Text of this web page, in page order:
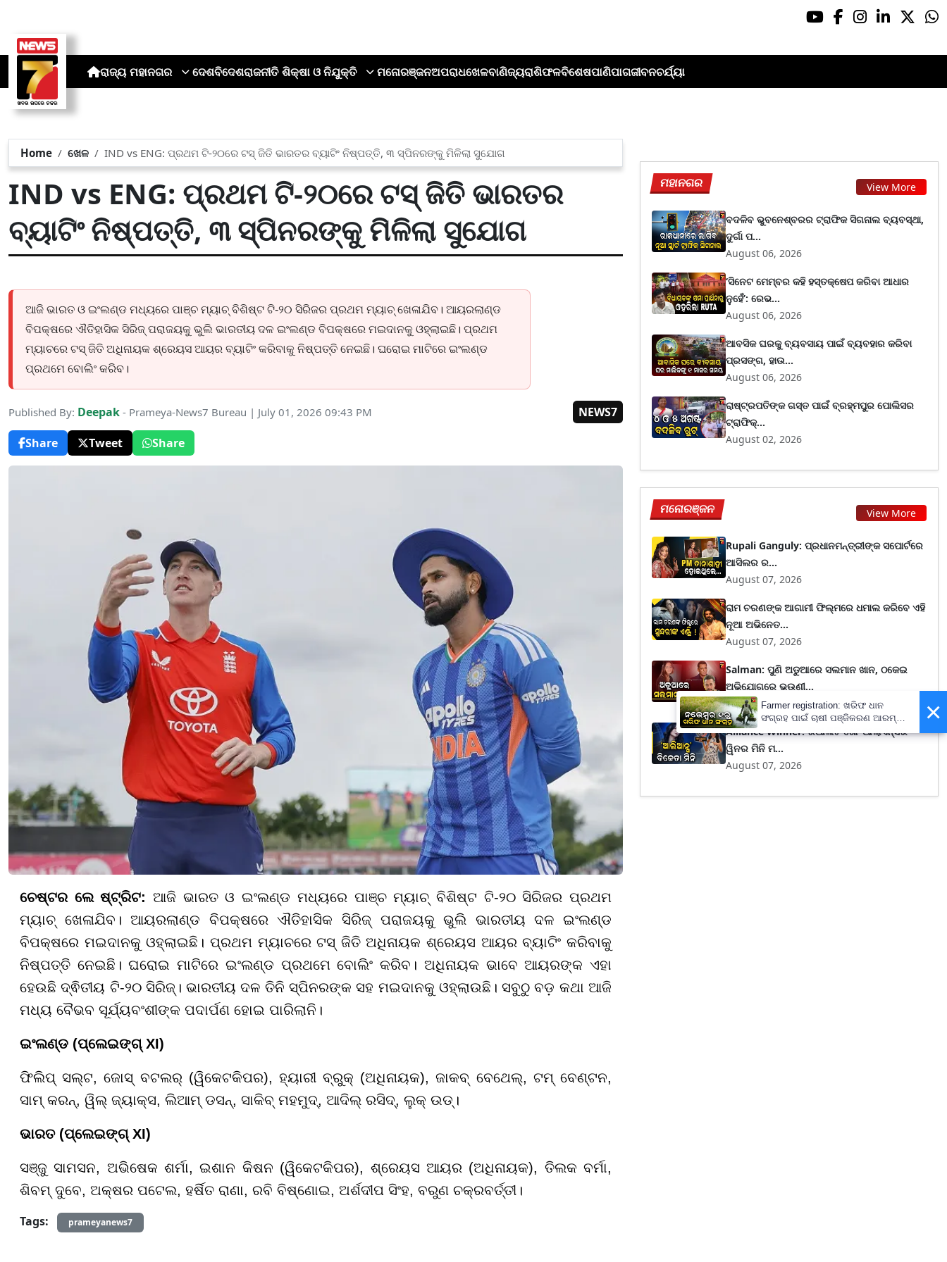
ରାଜ୍ୟ ମହାନଗର ଦେଶବିଦେଶରାଜନୀତି ଶିକ୍ଷା ଓ ନିଯୁକ୍ତି ମନୋରଞ୍ଜନଅପରାଧଖେଳବାଣିଜ୍ୟରାଶିଫଳବିଶେଷପାଣିପାଗଜୀବନଚର୍ଯ୍ୟା
Home ଖେଳ IND vs ENG: ପ୍ରଥମ ଟି-୨୦ରେ ଟସ୍ ଜିତି ଭାରତର ବ୍ୟାଟିଂ ନିଷ୍ପତ୍ତି, ୩ ସ୍ପିନରଙ୍କୁ ମିଳିଲା ସୁଯୋଗ
IND vs ENG: ପ୍ରଥମ ଟି-୨୦ରେ ଟସ୍ ଜିତି ଭାରତର
ବ୍ୟାଟିଂ ନିଷ୍ପତ୍ତି, ୩ ସ୍ପିନରଙ୍କୁ ମିଳିଲା ସୁଯୋଗ
ଆଜି ଭାରତ ଓ ଇଂଲଣ୍ଡ ମଧ୍ୟରେ ପାଞ୍ଚ ମ୍ୟାଚ୍ ବିଶିଷ୍ଟ ଟି-୨୦ ସିରିଜର ପ୍ରଥମ ମ୍ୟାଚ୍ ଖେଳାଯିବ। ଆୟରଲାଣ୍ଡ
ବିପକ୍ଷରେ ଐତିହାସିକ ସିରିଜ୍ ପରାଜୟକୁ ଭୁଲି ଭାରତୀୟ ଦଳ ଇଂଲଣ୍ଡ ବିପକ୍ଷରେ ମଇଦାନକୁ ଓହ୍ଲାଇଛି। ପ୍ରଥମ
ମ୍ୟାଚରେ ଟସ୍ ଜିତି ଅଧିନାୟକ ଶ୍ରେୟସ ଆୟର ବ୍ୟାଟିଂ କରିବାକୁ ନିଷ୍ପତ୍ତି ନେଇଛି। ଘରୋଇ ମାଟିରେ ଇଂଲଣ୍ଡ
ପ୍ରଥମେ ବୋଲିଂ କରିବ।
Published By: Deepak - Prameya-News7 Bureau | July 01, 2026 09:43 PM
NEWS7
Share
Tweet Share
ଚେଷ୍ଟର ଲେ ଷ୍ଟ୍ରିଟ:ଆଜି ଭାରତ ଓ ଇଂଲଣ୍ଡ ମଧ୍ୟରେ ପାଞ୍ଚ ମ୍ୟାଚ୍ ବିଶିଷ୍ଟ ଟି-୨୦ ସିରିଜର ପ୍ରଥମ
ମ୍ୟାଚ୍ ଖେଳାଯିବ। ଆୟରଲାଣ୍ଡ ବିପକ୍ଷରେ ଐତିହାସିକ ସିରିଜ୍ ପରାଜୟକୁ ଭୁଲି ଭାରତୀୟ ଦଳ ଇଂଲଣ୍ଡ
ବିପକ୍ଷରେ ମଇଦାନକୁ ଓହ୍ଲାଇଛି। ପ୍ରଥମ ମ୍ୟାଚରେ ଟସ୍ ଜିତି ଅଧିନାୟକ ଶ୍ରେୟସ ଆୟର ବ୍ୟାଟିଂ କରିବାକୁ
ନିଷ୍ପତ୍ତି ନେଇଛି। ଘରୋଇ ମାଟିରେ ଇଂଲଣ୍ଡ ପ୍ରଥମେ ବୋଲିଂ କରିବ। ଅଧିନାୟକ ଭାବେ ଆୟରଙ୍କ ଏହା
ହେଉଛି ଦ୍ଵିତୀୟ ଟି-୨୦ ସିରିଜ୍। ଭାରତୀୟ ଦଳ ତିନି ସ୍ପିନରଙ୍କ ସହ ମଇଦାନକୁ ଓହ୍ଲାଉଛି। ସବୁଠୁ ବଡ଼ କଥା ଆଜି
ମଧ୍ୟ ବୈଭବ ସୂର୍ଯ୍ୟବଂଶୀଙ୍କ ପଦାର୍ପଣ ହୋଇ ପାରିଲାନି।
ଇଂଲଣ୍ଡ (ପ୍ଲେଇଙ୍ଗ୍ XI)
ଫିଲିପ୍ ସଲ୍ଟ, ଜୋସ୍ ବଟଲର୍ (ୱିକେଟକିପର), ହ୍ୟାରୀ ବ୍ରୁକ୍ (ଅଧିନାୟକ), ଜାକବ୍ ବେଥେଲ୍, ଟମ୍ ବେଣ୍ଟନ,
ସାମ୍ କରନ୍, ୱିଲ୍ ଜ୍ୟାକ୍ସ, ଲିଆମ୍ ଡସନ୍, ସାକିବ୍ ମହମୁଦ୍, ଆଦିଲ୍ ରସିଦ୍, ଲୁକ୍ ଉଡ୍।
ଭାରତ (ପ୍ଲେଇଙ୍ଗ୍ XI)
ସଞ୍ଜୁ ସାମସନ, ଅଭିଷେକ ଶର୍ମା, ଇଶାନ କିଷନ (ୱିକେଟକିପର), ଶ୍ରେୟସ ଆୟର (ଅଧିନାୟକ), ତିଲକ ବର୍ମା,
ଶିବମ୍ ଦୁବେ, ଅକ୍ଷର ପଟେଲ, ହର୍ଷିତ ରାଣା, ରବି ବିଷ୍ଣୋଇ, ଅର୍ଶଦୀପ ସିଂହ, ବରୁଣ ଚକ୍ରବର୍ତ୍ତୀ।
Tags:
prameyanews7
ମହାନଗର View More
ବଦଳିବ ଭୁବନେଶ୍ବରର ଟ୍ରାଫିକ ସିଗନାଲ ବ୍ୟବସ୍ଥା,
ଦୁର୍ଗା ପ...
August 06, 2026
‘ସିନେଟ ମେମ୍ବର କହି ହସ୍ତକ୍ଷେପ କରିବା ଆଧାର
ନୁହେଁ’: ରେଭ...
August 06, 2026
ଆବସିକ ଘରକୁ ବ୍ୟବସାୟ ପାଇଁ ବ୍ୟବହାର କରିବା
ପ୍ରସଙ୍ଗ, ହାଉ...
August 06, 2026
ରାଷ୍ଟ୍ରପତିଙ୍କ ଗସ୍ତ ପାଇଁ ବ୍ରହ୍ମପୁର ପୋଲିସର
ଟ୍ରାଫିକ୍...
August 02, 2026
ମନୋରଞ୍ଜନ View More
Rupali Ganguly: ପ୍ରଧାନମନ୍ତ୍ରୀଙ୍କ ସପୋର୍ଟରେ
ଆସିଲର ର...
August 07, 2026
ରାମ ଚରଣଙ୍କ ଆଗାମୀ ଫିଲ୍ମରେ ଧମାଲ କରିବେ ଏହି
ନୂଆ ଅଭିନେତ...
August 07, 2026
Salman: ପୁଣି ଅଡୁଆରେ ସଲମାନ ଖାନ, ଠକେଇ
ଅଭିଯୋଗରେ ଭଉଣୀ...
August 07, 2026
Alliance Winner: ରିଆଲିଟି ଶୋ’ ଆଲାଏନ୍ସର
ୱିନର ମିନି ମ...
August 07, 2026
×
Farmer registration: ଖରିଫ ଧାନ
ସଂଗ୍ରହ ପାଇଁ ଚାଷୀ ପଞ୍ଜିକରଣ ଆରମ୍ଭ,
ଆସନ୍ତା ୩୧ ଯାଏଁ ଚାଲିବ ପ୍ରକ୍ରିୟା